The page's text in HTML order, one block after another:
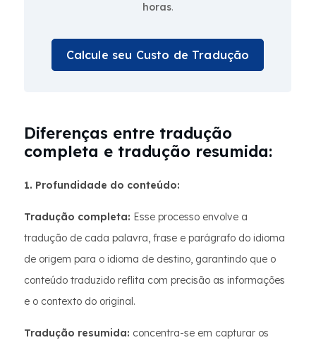
horas.
Calcule seu Custo de Tradução
Diferenças entre tradução
completa e tradução resumida:
1. Profundidade do conteúdo:
Tradução completa: Esse processo envolve a
tradução de cada palavra, frase e parágrafo do idioma
de origem para o idioma de destino, garantindo que o
conteúdo traduzido reflita com precisão as informações
e o contexto do original.
Tradução resumida: concentra-se em capturar os